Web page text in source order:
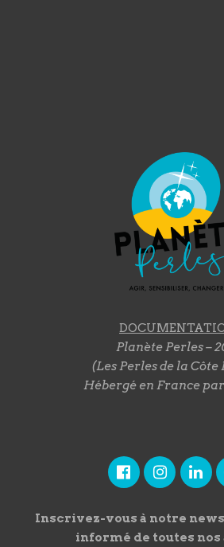
Planète Perles –
(Les Perles de la Côte
Hébergé en France par
Inscrivez-vous à notre
informé de toutes nos